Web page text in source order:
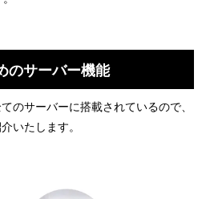
のサーバー機能
のサーバーに搭載されているので、
いたします。